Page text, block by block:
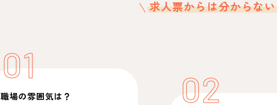
求人票からは分からな
01
職場の雰囲気は？ 02